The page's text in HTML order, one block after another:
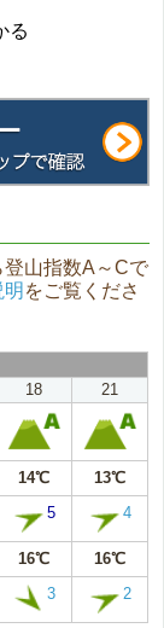
る
山指数A～Cで
をご覧くださ
18 21
14℃ 13℃
5 4
16℃ 16℃
3 2